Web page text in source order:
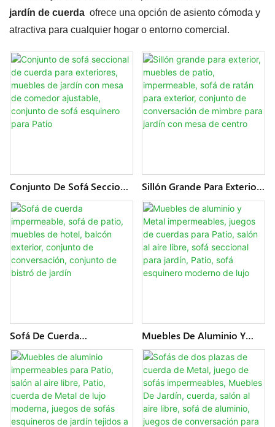
jardín de cuerda ofrece una opción de asiento cómoda y
atractiva para cualquier hogar o entorno comercial.
Conjunto De Sofá Seccional
De Cuerda Para Exteriores,
Muebles De Jardín Con
Mesa De Comedor
Ajustable, Conjunto De
Sofá Esquinero Para Patio
Sillón Grande Para Exterior,
Muebles De Patio,
Impermeable, Sofá De
Ratán Para Exterior,
Conjunto De Conversación
De Mimbre Para Jardín Con
Mesa De Centro
Sofá De Cuerda
Impermeable, Sofá De
Patio, Muebles De Hotel,
Balcón Exterior, Conjunto
De Conversación, Conjunto
De Bistró De Jardín
Muebles De Aluminio Y
Metal Impermeables,
Juegos De Cuerdas Para
Patio, Salón Al Aire Libre,
Sofá Seccional Para Jardín,
Patio, Sofá Esquinero
Moderno De Lujo